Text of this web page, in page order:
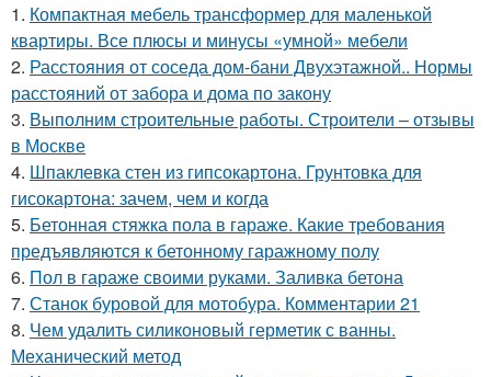
1. Компактная мебель трансформер для маленькой
квартиры. Все плюсы и минусы «умной» мебели
2. Расстояния от соседа дом-бани Двухэтажной.. Нормы
расстояний от забора и дома по закону
3. Выполним строительные работы. Строители – отзывы
в Москве
4. Шпаклевка стен из гипсокартона. Грунтовка для
гисокартона: зачем, чем и когда
5. Бетонная стяжка пола в гараже. Какие требования
предъявляются к бетонному гаражному полу
6. Пол в гараже своими руками. Заливка бетона
7. Станок буровой для мотобура. Комментарии 21
8. Чем удалить силиконовый герметик с ванны.
Механический метод